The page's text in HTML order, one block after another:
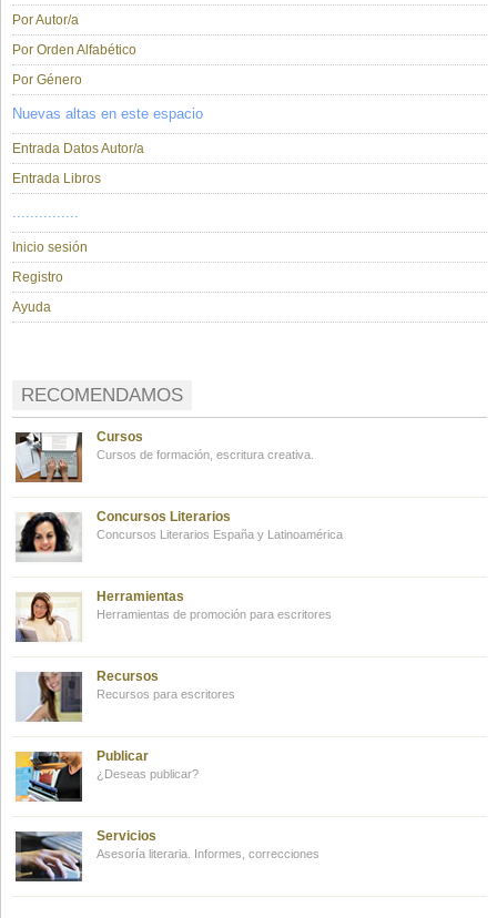
Por Autor/a
Por Orden Alfabético
Por Género
Nuevas altas en este espacio
Entrada Datos Autor/a
Entrada Libros
...............
Inicio sesión
Registro
Ayuda
RECOMENDAMOS
Cursos
Cursos de formación, escritura creativa.
Concursos Literarios
Concursos Literarios España y Latinoamérica
Herramientas
Herramientas de promoción para escritores
Recursos
Recursos para escritores
Publicar
¿Deseas publicar?
Servicios
Asesoría literaria. Informes, correcciones